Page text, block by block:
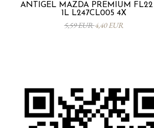
ANTIGEL MAZDA PREMIUM FL22
1L L247CL005 4X
5,59 EUR4,40 EUR